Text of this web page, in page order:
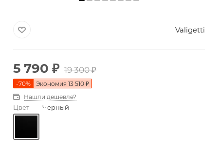
Valigetti
5 790 ₽ 19 300₽
-70% Экономия 13 510 ₽
Нашли дешевле?
Цвет — Черный